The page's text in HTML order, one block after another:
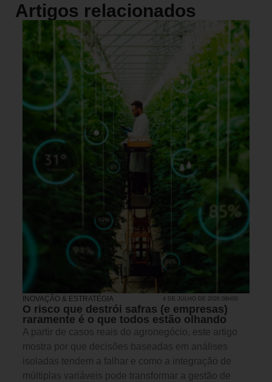
Artigos relacionados
INOVAÇÃO & ESTRATÉGIA 4 DE JULHO DE 2026 08H00
O risco que destrói safras (e empresas)
raramente é o que todos estão olhando
A partir de casos reais do agronegócio, este artigo
mostra por que decisões baseadas em análises
isoladas tendem a falhar e como a integração de
múltiplas variáveis pode transformar a gestão de